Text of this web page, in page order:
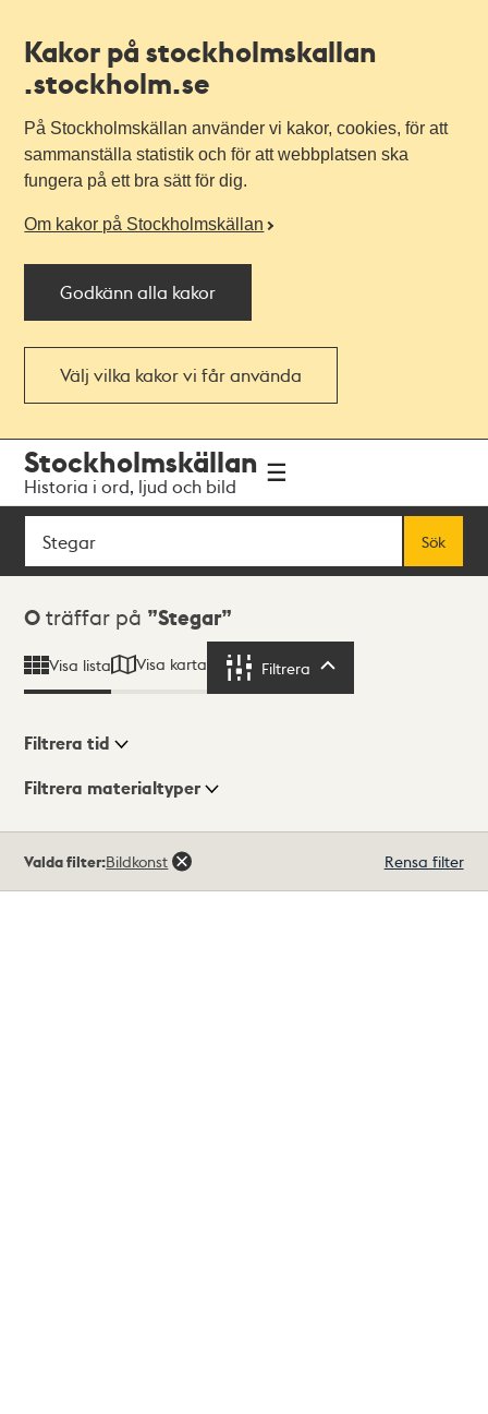
Kakor på stockholmskallan
.stockholm.se
På Stockholmskällan använder vi kakor, cookies, för att
sammanställa statistik och för att webbplatsen ska
fungera på ett bra sätt för dig.
Om kakor på Stockholmskällan
Godkänn alla kakor
Välj vilka kakor vi får använda
navigationen
huvudinnehållet
Stockholmskällan
Historia i ord, ljud och bild
Sök
Sök
Sökresultat
0 träffar på Stegar
Visa lista Visa karta Filtrera
Visningsläge
Filtrera tid
Filtrera materialtyper
träffar
Valda filter:Bildkonst Rensa filter